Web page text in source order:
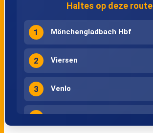
Haltes op deze route
1 Mönchengladbach Hbf
2 Viersen
3 Venlo
4 Mönchengladbach Hbf